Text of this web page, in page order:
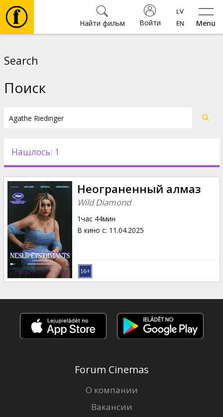
Menu
Войти
Найти фильм
Новости
Подарки
Кинозакуски
B2B
Клуб
Search
Поиск
Нашлось: 1
Неограненный алмаз
Wild Diamond
1час 44мин
В кино с: 11.04.2025
Forum Cinemas
О компании
Вакансии